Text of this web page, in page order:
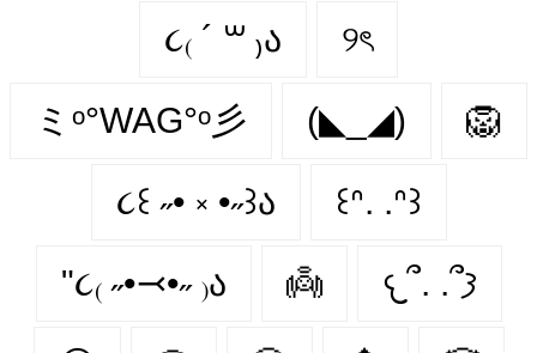
૮₍ ´ ꒳ ₎ა ୨ৎ
ミᵒ°WAG°ᵒ彡 (◣_◢) 🦁
૮꒰ ˶• ༝ •˶꒱ა ꒰ᐢ. .ᐢ꒱
"૮₍ ˶•⤙•˶ ₎ა 👼 𐔌՞. .՞𐦯